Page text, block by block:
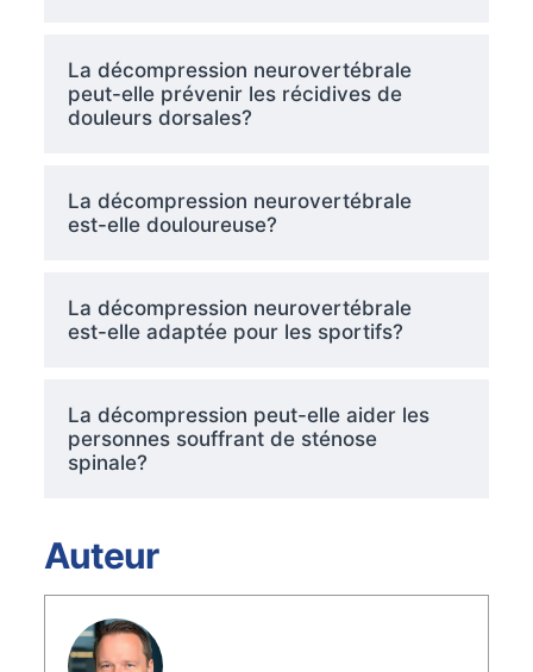
La décompression neurovertébrale
peut-elle prévenir les récidives de
douleurs dorsales?
La décompression neurovertébrale
est-elle douloureuse?
La décompression neurovertébrale
est-elle adaptée pour les sportifs?
La décompression peut-elle aider les
personnes souffrant de sténose
spinale?
Auteur